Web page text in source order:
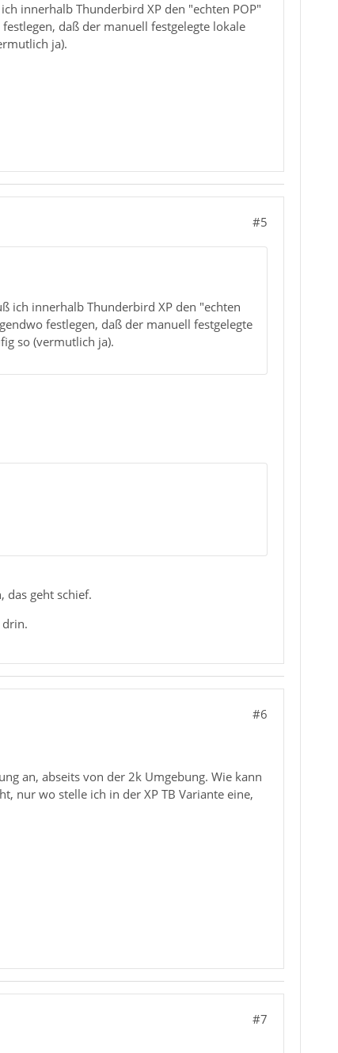
innerhalb Thunderbird XP den "echten POP"
daß der manuell festgelegte lokale
ja).
#5
ich innerhalb Thunderbird XP den "echten
festlegen, daß der manuell festgelegte
so (vermutlich ja).
geht schief.
#6
an, abseits von der 2k Umgebung. Wie kann
nur wo stelle ich in der XP TB Variante eine,
#7